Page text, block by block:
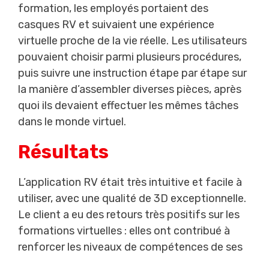
formation, les employés portaient des
casques RV et suivaient une expérience
virtuelle proche de la vie réelle. Les utilisateurs
pouvaient choisir parmi plusieurs procédures,
puis suivre une instruction étape par étape sur
la manière d’assembler diverses pièces, après
quoi ils devaient effectuer les mêmes tâches
dans le monde virtuel.
Résultats
L’application RV était très intuitive et facile à
utiliser, avec une qualité de 3D exceptionnelle.
Le client a eu des retours très positifs sur les
formations virtuelles : elles ont contribué à
renforcer les niveaux de compétences de ses